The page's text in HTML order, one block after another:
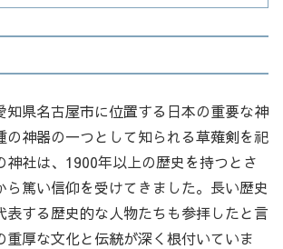
県名古屋市に位置する日本の重要な神
の神器の一つとして知られる草薙剣を祀
神社は、1900年以上の歴史を持つとさ
ら篤い信仰を受けてきました。長い歴史
表する歴史的な人物たちも参拝したと言
重厚な文化と伝統が深く根付いていま